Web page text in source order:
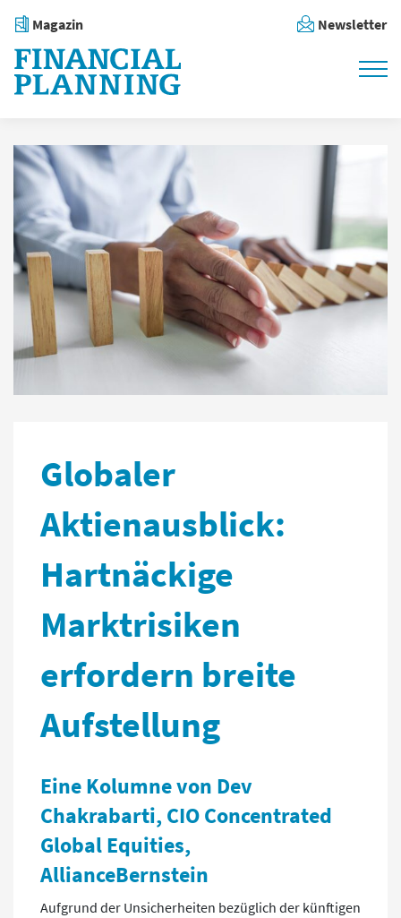
Magazin Newsletter
Globaler
Aktienausblick:
Hartnäckige
Marktrisiken
erfordern breite
Aufstellung
Eine Kolumne von Dev
Chakrabarti, CIO Concentrated
Global Equities,
AllianceBernstein
Aufgrund der Unsicherheiten bezüglich der künftigen